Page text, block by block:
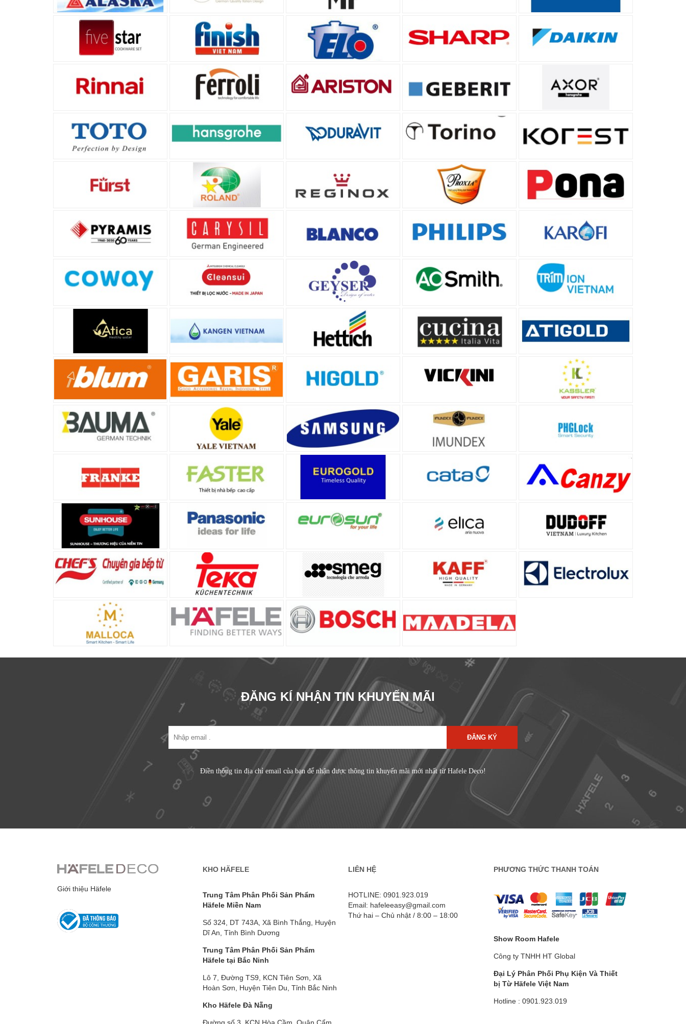
ĐĂNG KÍ NHẬN TIN KHUYẾN MÃI
ĐĂNG KÝ
Điền thông tin địa chỉ email của bạn để nhận được thông tin khuyến mãi mới nhất từ Hafele Deco!
Giới thiệu Häfele
KHO HÄFELE
Trung Tâm Phân Phối Sản Phẩm
Häfele Miền Nam
Số 324, DT 743A, Xã Bình Thắng, Huyện
Dĩ An, Tỉnh Bình Dương
Trung Tâm Phân Phối Sản Phẩm
Häfele tại Bắc Ninh
Lô 7, Đường TS9, KCN Tiên Sơn, Xã
Hoàn Sơn, Huyện Tiên Du, Tỉnh Bắc Ninh
Kho Häfele Đà Nẵng
LIÊN HỆ
HOTLINE: 0901.923.019
Email: hafeleeasy@gmail.com
Thứ hai – Chủ nhật / 8:00 – 18:00
PHƯƠNG THỨC THANH TOÁN
Show Room Hafele
Công ty TNHH HT Global
Đại Lý Phân Phối Phụ Kiện Và Thiết
bị Từ Häfele Việt Nam
Hotline : 0901.923.019